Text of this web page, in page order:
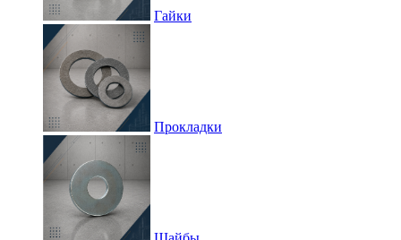
Гайки
Прокладки